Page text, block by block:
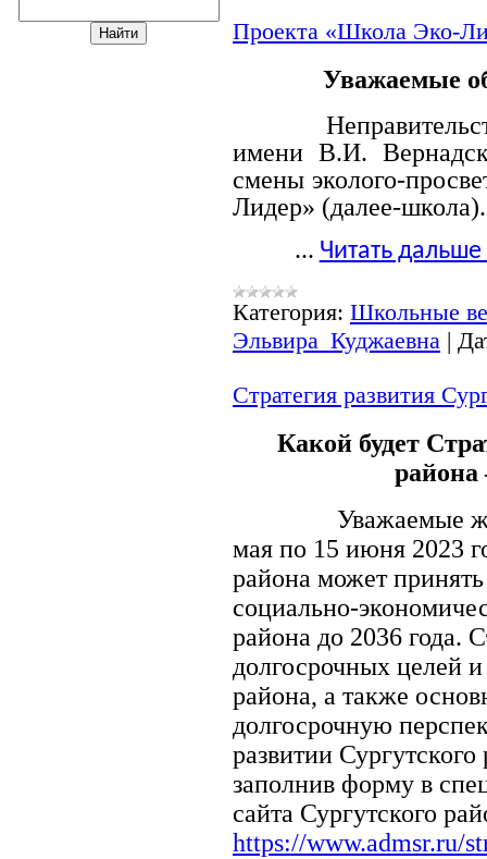
Проекта «Школа Эко-
Уважаемые
имени В.И.
смены эколого-
Лидер» (далее-школа).
... Читать дальше
Категория: Школьные
Эльвира_Куджаевна |
Стратегия развития
Какой будет
Уважаемые
мая по 15 июня 2023
района может
социально-
района до 2036 года.
долгосрочных целей и
района, а также
долгосрочную
развитии
заполнив форму в
сайта Сургутского
https://www.admsr.ru/